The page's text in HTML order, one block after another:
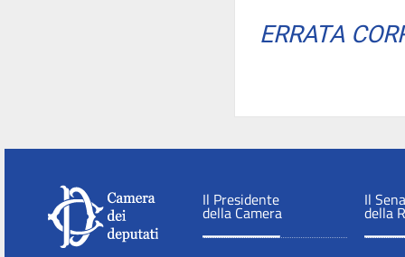
ERRATA
Il Presidente
della Camera
Il
della